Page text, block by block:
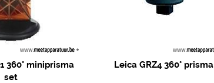
360° miniprisma
set
Leica GRZ4 360° prisma